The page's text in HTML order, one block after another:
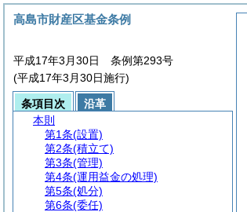
高島市財産区基金条例
平成17年3月30日 条例第293号
(平成17年3月30日施行)
条項目次
沿革
本則
第1条(設置)
第2条(積立て)
第3条(管理)
第4条(運用益金の処理)
第5条(処分)
第6条(委任)